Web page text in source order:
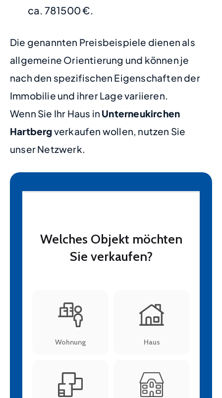
ca. 781500 €.
Die genannten Preisbeispiele dienen als
allgemeine Orientierung und können je
nach den spezifischen Eigenschaften der
Immobilie und ihrer Lage variieren.
Wenn Sie Ihr Haus in Unterneukirchen
Hartbergverkaufen wollen, nutzen Sie
unser Netzwerk.